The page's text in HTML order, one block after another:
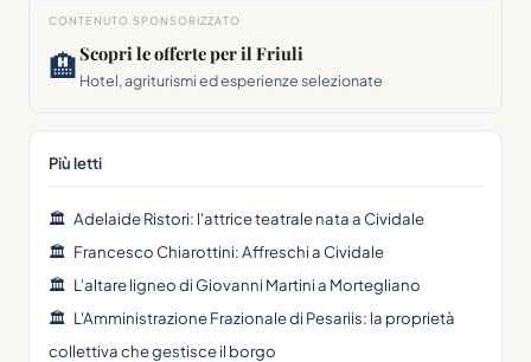
CONTENUTO SPONSORIZZATO
🏨Scopri le offerte per il Friuli
Hotel, agriturismi ed esperienze selezionate
Più letti
🏛 Adelaide Ristori: l'attrice teatrale nata a Cividale
🏛 Francesco Chiarottini: Affreschi a Cividale
🏛 L'altare ligneo di Giovanni Martini a Mortegliano
🏛 L'Amministrazione Frazionale di Pesariis: la proprietà
collettiva che gestisce il borgo